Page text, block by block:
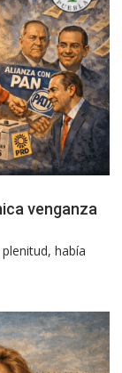
venganza
había